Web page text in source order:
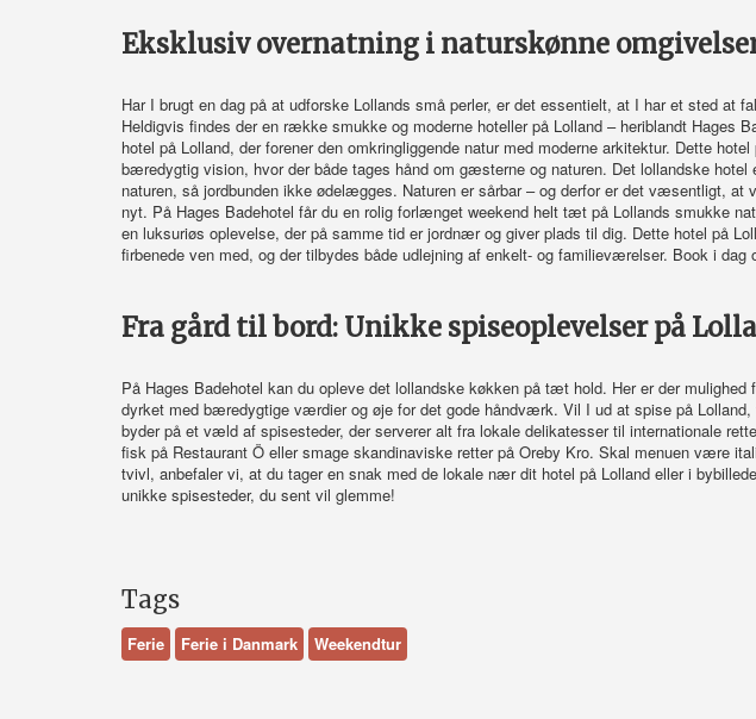
Eksklusivovernatning i naturskønne
Har I brugt en dag på at udforske Lollands små perler, er det essentielt, at I har et sted at
Heldigvis findes der en række smukke og moderne hoteller på Lolland – heriblandt Hages
hotel på Lolland, der forener den omkringliggende natur med moderne arkitektur. Dette
bæredygtig vision, hvor der både tages hånd om gæsterne og naturen. Det lollandske
naturen, så jordbunden ikke ødelægges. Naturen er sårbar – og derfor er det væsentligt, at
nyt. På Hages Badehotel får du en rolig forlænget weekend helt tæt på Lollands smukke
en luksuriøs oplevelse, der på samme tid er jordnær og giver plads til dig. Dette hotel på
firbenede ven med, og der tilbydes både udlejning af enkelt- og familieværelser. Book i
Fra gård til bord: Unikke spiseoplevelser på
På Hages Badehotel kan du opleve det lollandske køkken på tæt hold. Her er der mulighed
dyrket med bæredygtige værdier og øje for det gode håndværk. Vil I ud at spise på
byder på et væld af spisesteder, der serverer alt fra lokale delikatesser til internationale
fisk på Restaurant Ö eller smage skandinaviske retter på Oreby Kro. Skal menuen være
tvivl, anbefaler vi, at du tager en snak med de lokale nær dit hotel på Lolland eller i
unikke spisesteder, du sent vil glemme!
Tags
Ferie Ferie i Danmark Weekendtur